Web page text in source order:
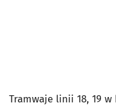
Tramwaje linii 18, 19